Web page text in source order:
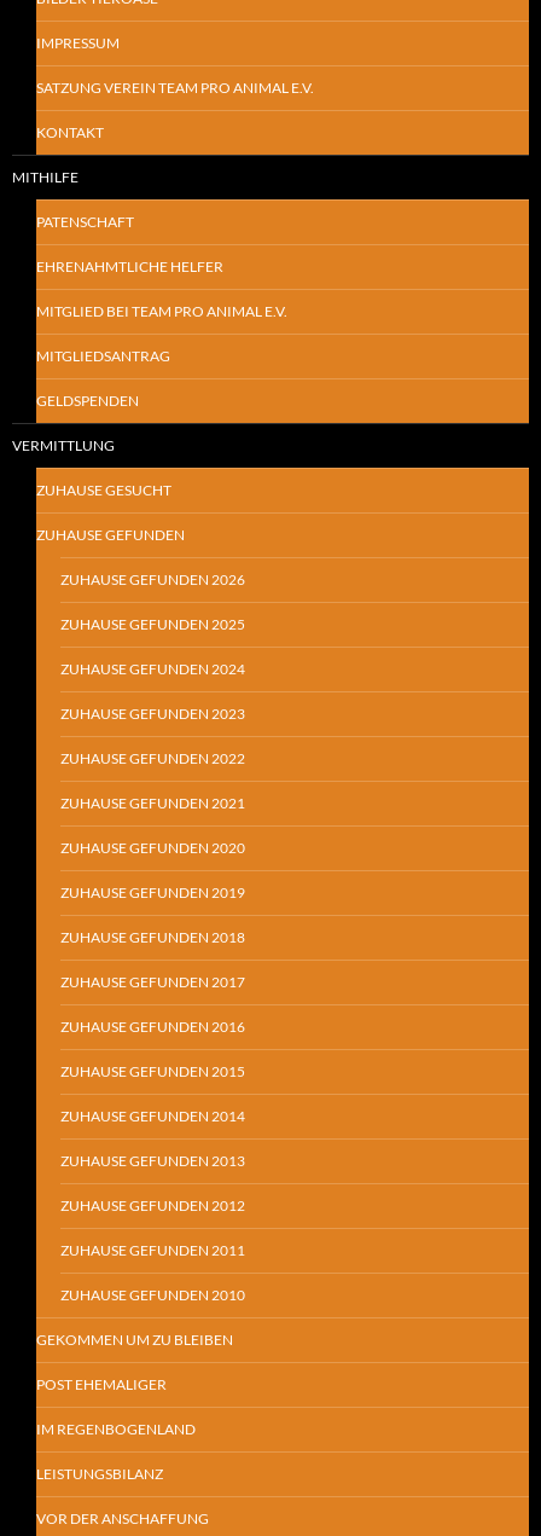
IMPRESSUM
SATZUNG VEREIN TEAM PRO ANIMAL E.V.
KONTAKT
MITHILFE
PATENSCHAFT
EHRENAHMTLICHE HELFER
MITGLIED BEI TEAM PRO ANIMAL E.V.
MITGLIEDSANTRAG
GELDSPENDEN
VERMITTLUNG
ZUHAUSE GESUCHT
ZUHAUSE GEFUNDEN
ZUHAUSE GEFUNDEN 2026
ZUHAUSE GEFUNDEN 2025
ZUHAUSE GEFUNDEN 2024
ZUHAUSE GEFUNDEN 2023
ZUHAUSE GEFUNDEN 2022
ZUHAUSE GEFUNDEN 2021
ZUHAUSE GEFUNDEN 2020
ZUHAUSE GEFUNDEN 2019
ZUHAUSE GEFUNDEN 2018
ZUHAUSE GEFUNDEN 2017
ZUHAUSE GEFUNDEN 2016
ZUHAUSE GEFUNDEN 2015
ZUHAUSE GEFUNDEN 2014
ZUHAUSE GEFUNDEN 2013
ZUHAUSE GEFUNDEN 2012
ZUHAUSE GEFUNDEN 2011
ZUHAUSE GEFUNDEN 2010
GEKOMMEN UM ZU BLEIBEN
POST EHEMALIGER
IM REGENBOGENLAND
LEISTUNGSBILANZ
VOR DER ANSCHAFFUNG